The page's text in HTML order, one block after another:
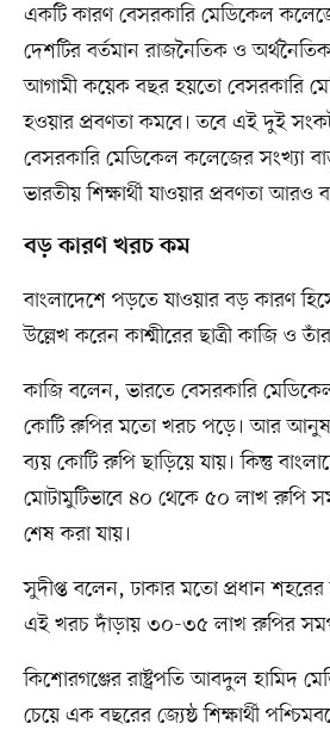
একটি কারণ বেসরকারি মেডিকেল
দেশটির বর্তমান রাজনৈতিক ও
আগামী কয়েক বছর হয়তো বেসরকারি
হওয়ার প্রবণতা কমবে। তবে এই দুই
বেসরকারি মেডিকেল কলেজের সংখ্যা
ভারতীয় শিক্ষার্থী যাওয়ার প্রবণতা আরও
বড় কারণ খরচ কম
বাংলাদেশে পড়তে যাওয়ার বড় কারণ
উল্লেখ করেন কাশ্মীরের ছাত্রী কাজি ও
কাজি বলেন, ভারতে বেসরকারি
কোটি রুপির মতো খরচ পড়ে। আর
ব্যয় কোটি রুপি ছাড়িয়ে যায়। কিন্তু
মোটামুটিভাবে ৪০ থেকে ৫০ লাখ রুপি
শেষ করা যায়।
সুদীপ্ত বলেন, ঢাকার মতো প্রধান
এই খরচ দাঁড়ায় ৩০-৩৫ লাখ রুপির
কিশোরগঞ্জের রাষ্ট্রপতি আবদুল হামিদ
চেয়ে এক বছরের জ্যেষ্ঠ শিক্ষার্থী